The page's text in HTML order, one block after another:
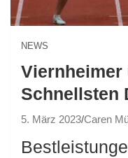
NEWS
Viernheimer
Schnellsten
5. März 2023 Caren